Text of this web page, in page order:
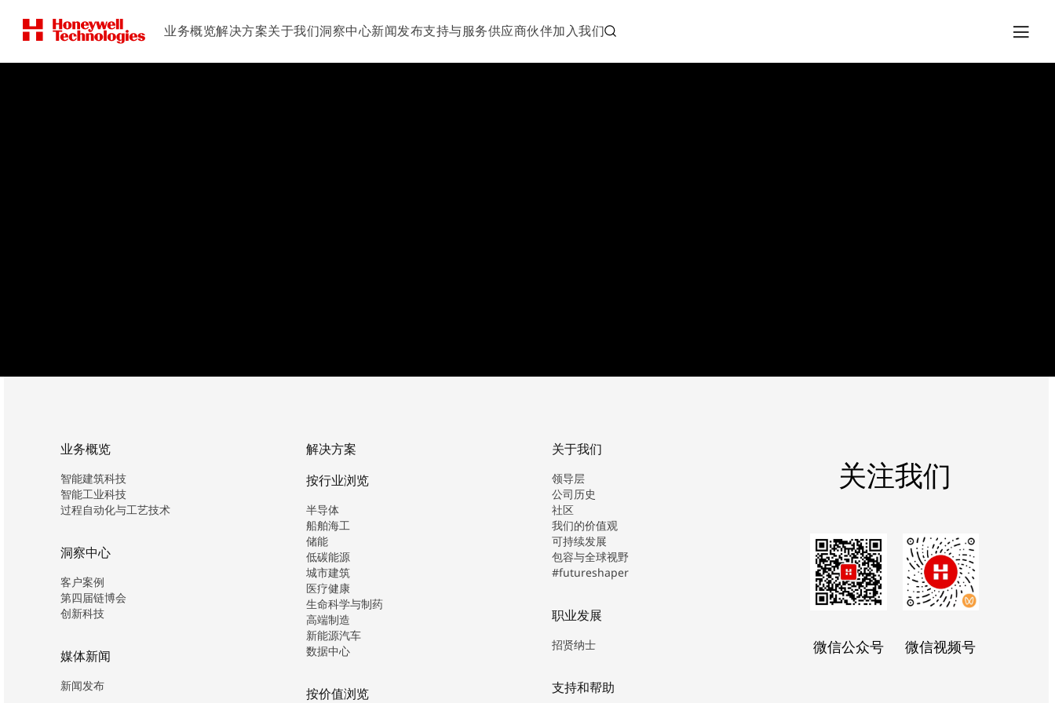
业务概览解决方案关于我们洞察中心新闻发布支持与服务供应商伙伴加入我们
业务概览
智能建筑科技
智能工业科技
过程自动化与工艺技术
洞察中心
客户案例
第四届链博会
创新科技
媒体新闻
新闻发布
解决方案
按行业浏览
半导体
船舶海工
储能
低碳能源
城市建筑
医疗健康
生命科学与制药
高端制造
新能源汽车
数据中心
按价值浏览
关于我们
领导层
公司历史
社区
我们的价值观
可持续发展
包容与全球视野
#futureshaper
职业发展
招贤纳士
支持和帮助
关注我们
微信公众号 微信视频号